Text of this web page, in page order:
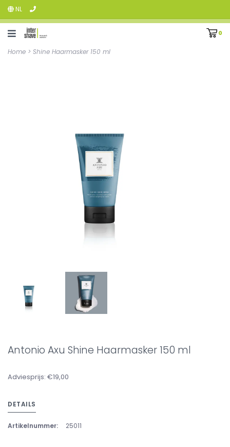
NL
0
Home > Shine Haarmasker 150 ml
Antonio Axu Shine Haarmasker 150 ml
Adviesprijs: €19,00
DETAILS
Artikelnummer: 25011